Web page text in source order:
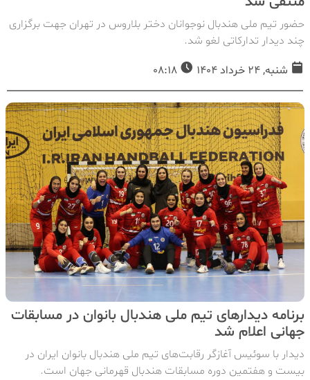
حضور تیم ملی هندبال نوجوانان دختر بلاروس در تهران جهت برگزاری
چند دیدار تدارکاتی لغو شد.
شنبه, 24 خرداد 1404
برنامه دیدارهای تیم ملی هندبال بانوان در مسابقات
جهانی اعلام شد
دیدار با سوئیس آغازگر رقابت‌های تیم ملی هندبال بانوان ایران در
بیست و هفتمین دوره مسابقات هندبال قهرمانی جهان است.